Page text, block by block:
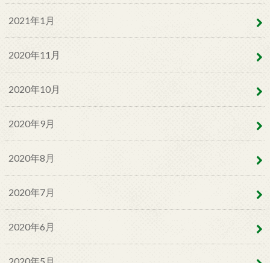
2021年1月
2020年11月
2020年10月
2020年9月
2020年8月
2020年7月
2020年6月